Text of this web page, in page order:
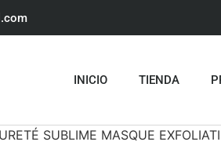
INICIO TIENDA
SUBLIME MASQUE